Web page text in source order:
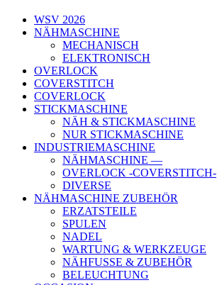
WSV 2026
NÄHMASCHINE
MECHANISCH
ELEKTRONISCH
OVERLOCK
COVERSTITCH
COVERLOCK
STICKMASCHINE
NÄH & STICKMASCHINE
NUR STICKMASCHINE
INDUSTRIEMASCHINE
NÄHMASCHINE —
OVERLOCK -COVERSTITCH-
DIVERSE
NÄHMASCHINE ZUBEHÖR
ERZATSTEILE
SPULEN
NADEL
WARTUNG & WERKZEUGE
NÄHFUSSE & ZUBEHÖR
BELEUCHTUNG